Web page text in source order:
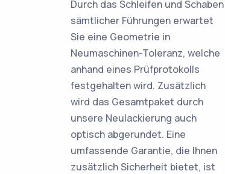
Durch das Schleifen und Schaben
sämtlicher Führungen erwartet
Sie eine Geometrie in
Neumaschinen-Toleranz, welche
anhand eines Prüfprotokolls
festgehalten wird. Zusätzlich
wird das Gesamtpaket durch
unsere Neulackierung auch
optisch abgerundet. Eine
umfassende Garantie, die Ihnen
zusätzlich Sicherheit bietet, ist